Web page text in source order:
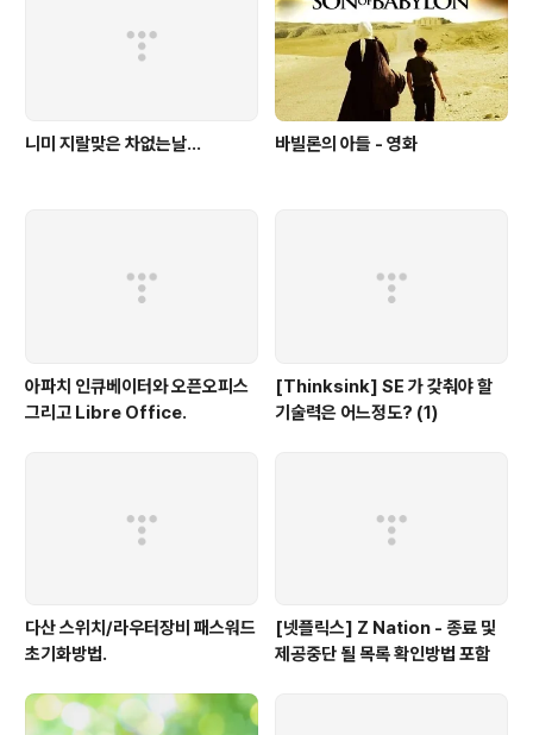
니미 지랄맞은 차없는날... 바빌론의 아들 - 영화
아파치 인큐베이터와 오픈오피스
그리고 Libre Office.
[Thinksink] SE 가 갖춰야 할
기술력은 어느정도? (1)
다산 스위치/라우터장비 패스워드
초기화방법.
[넷플릭스] Z Nation - 종료 및
제공중단 될 목록 확인방법 포함